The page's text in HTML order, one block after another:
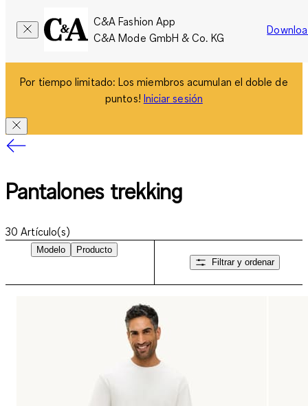
C&A Fashion App
C&A Mode GmbH & Co. KG
Por tiempo limitado: Los miembros acumulan el doble de
puntos! Iniciar sesión
Pantalones trekking
30 Artículo(s)
Modelo
Producto
Filtrar y ordenar